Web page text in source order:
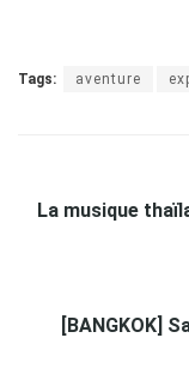
Tags: aventure
La musique
[BANGKOK]